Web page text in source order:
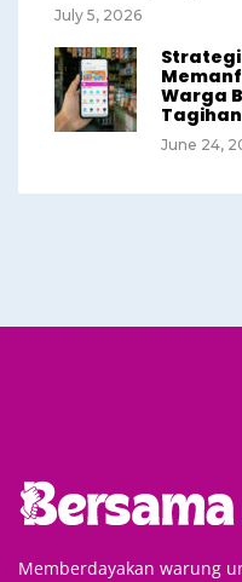
July 5, 2026
Strategi
Warga
June 24,
Memberdayakan warung